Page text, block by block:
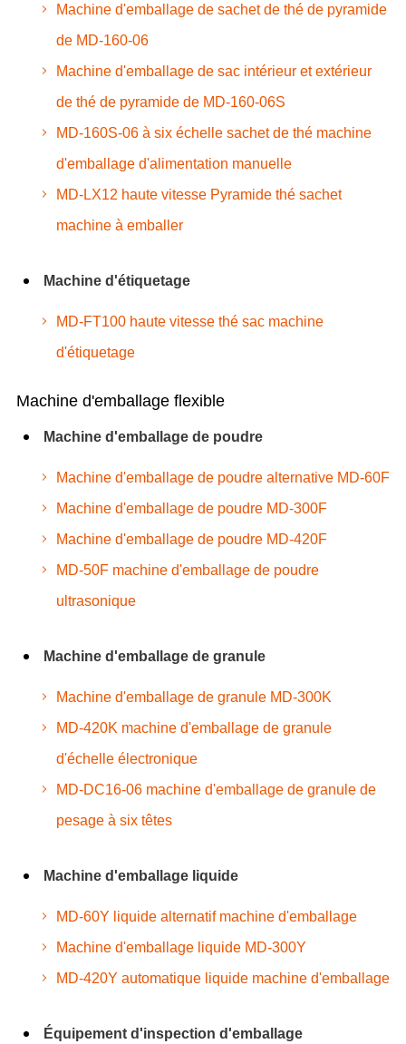
Machine d'emballage de sachet de thé de pyramide
de MD-160-06
Machine d'emballage de sac intérieur et extérieur
de thé de pyramide de MD-160-06S
MD-160S-06 à six échelle sachet de thé machine
d'emballage d'alimentation manuelle
MD-LX12 haute vitesse Pyramide thé sachet
machine à emballer
Machine d'étiquetage
MD-FT100 haute vitesse thé sac machine
d'étiquetage
Machine d'emballage flexible
Machine d'emballage de poudre
Machine d'emballage de poudre alternative MD-60F
Machine d'emballage de poudre MD-300F
Machine d'emballage de poudre MD-420F
MD-50F machine d'emballage de poudre
ultrasonique
Machine d'emballage de granule
Machine d'emballage de granule MD-300K
MD-420K machine d'emballage de granule
d'échelle électronique
MD-DC16-06 machine d'emballage de granule de
pesage à six têtes
Machine d'emballage liquide
MD-60Y liquide alternatif machine d'emballage
Machine d'emballage liquide MD-300Y
MD-420Y automatique liquide machine d'emballage
Équipement d'inspection d'emballage